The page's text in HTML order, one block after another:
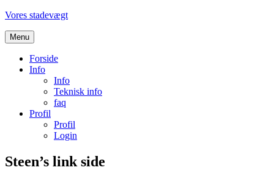
Videre
indhold
Vores stadevægt
Menu
Forside
Info
Info
Teknisk info
faq
Profil
Profil
Login
Steen’s link side